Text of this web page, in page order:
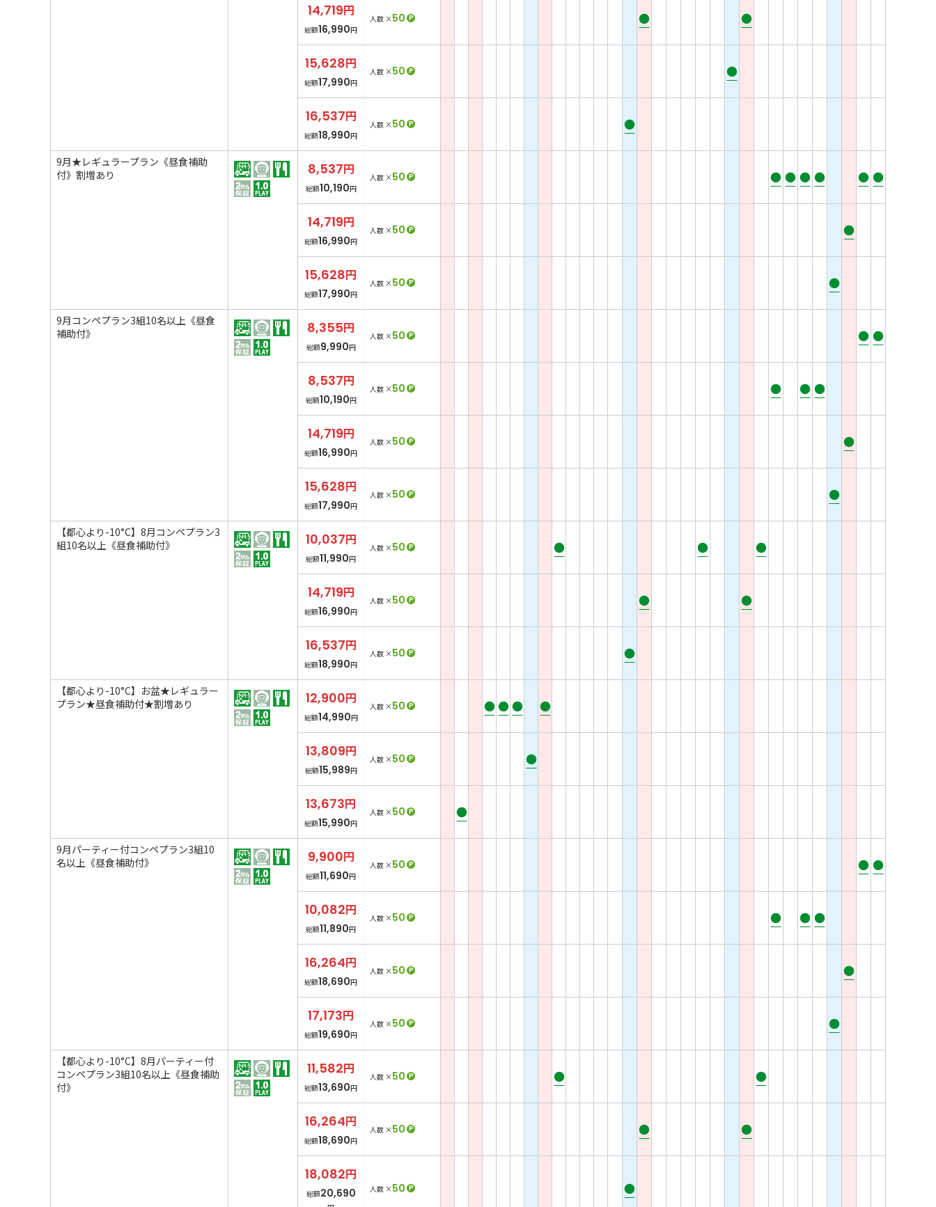
14,719円
総額16,990円
人数 × 50 P ● ●
15,628円
総額17,990円
人数 × 50 P ●
16,537円
総額18,990円
人数 × 50 P ●
9月★レギュラープラン《昼食補助
付》割増あり
8,537円
総額10,190円
人数 × 50 P ● ● ● ● ● ●
14,719円
総額16,990円
人数 × 50 P ●
15,628円
総額17,990円
人数 × 50 P ●
9月コンペプラン3組10名以上《昼食
補助付》
8,355円
総額9,990円
人数 × 50 P ● ●
8,537円
総額10,190円
人数 × 50 P ● ● ●
14,719円
総額16,990円
人数 × 50 P ●
15,628円
総額17,990円
人数 × 50 P ●
【都心より-10°C】8月コンペプラン3
組10名以上《昼食補助付》
10,037円
総額11,990円
人数 × 50 P ● ● ●
14,719円
総額16,990円
人数 × 50 P ● ●
16,537円
総額18,990円
人数 × 50 P ●
【都心より-10°C】お盆★レギュラー
プラン★昼食補助付★割増あり
12,900円
総額14,990円
人数 × 50 P ●●● ●
13,809円
総額15,989円
人数 × 50 P ●
13,673円
総額15,990円
人数 × 50 P ●
9月パーティー付コンペプラン3組10
名以上《昼食補助付》
9,900円
総額11,690円
人数 × 50 P ● ●
10,082円
総額11,890円
人数 × 50 P ● ● ●
16,264円
総額18,690円
人数 × 50 P ●
17,173円
総額19,690円
人数 × 50 P ●
【都心より-10°C】8月パーティー付
コンペプラン3組10名以上《昼食補助
付》
11,582円
総額13,690円
人数 × 50 P ● ●
16,264円
総額18,690円
人数 × 50 P ● ●
18,082円
総額20,690 人数 × 50 P ●